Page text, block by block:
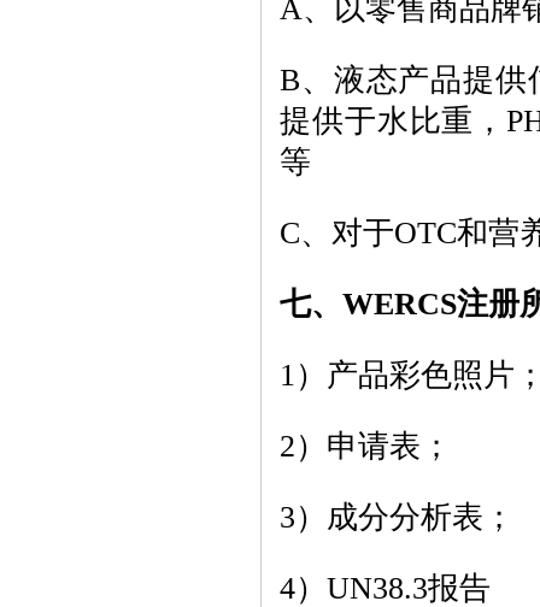
A、以零售商品牌
B、液态产品提供
提供于水比重，
等
C、对于OTC和营
七、WERCS注册
1）产品彩色照片
2）申请表；
3）成分分析表；
4）UN38.3报告